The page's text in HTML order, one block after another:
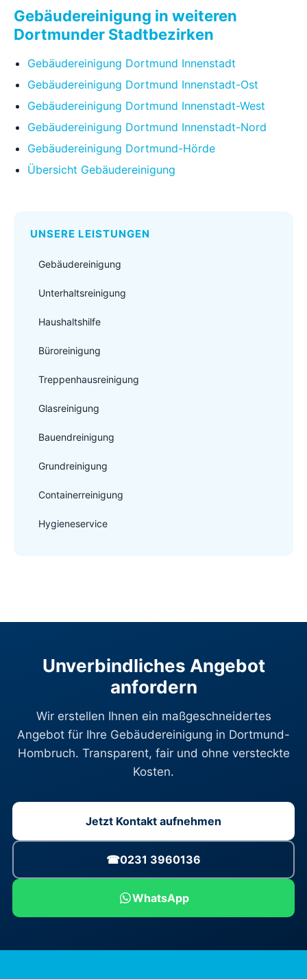
Gebäudereinigung in weiteren
Dortmunder Stadtbezirken
Gebäudereinigung Dortmund Innenstadt
Gebäudereinigung Dortmund Innenstadt-Ost
Gebäudereinigung Dortmund Innenstadt-West
Gebäudereinigung Dortmund Innenstadt-Nord
Gebäudereinigung Dortmund-Hörde
Übersicht Gebäudereinigung
UNSERE LEISTUNGEN
Gebäudereinigung
Unterhaltsreinigung
Haushaltshilfe
Büroreinigung
Treppenhausreinigung
Glasreinigung
Bauendreinigung
Grundreinigung
Containerreinigung
Hygieneservice
Unverbindliches Angebot
anfordern
Wir erstellen Ihnen ein maßgeschneidertes
Angebot für Ihre Gebäudereinigung in Dortmund-
Hombruch. Transparent, fair und ohne versteckte
Kosten.
Jetzt Kontakt aufnehmen
☎0231 3960136
WhatsApp